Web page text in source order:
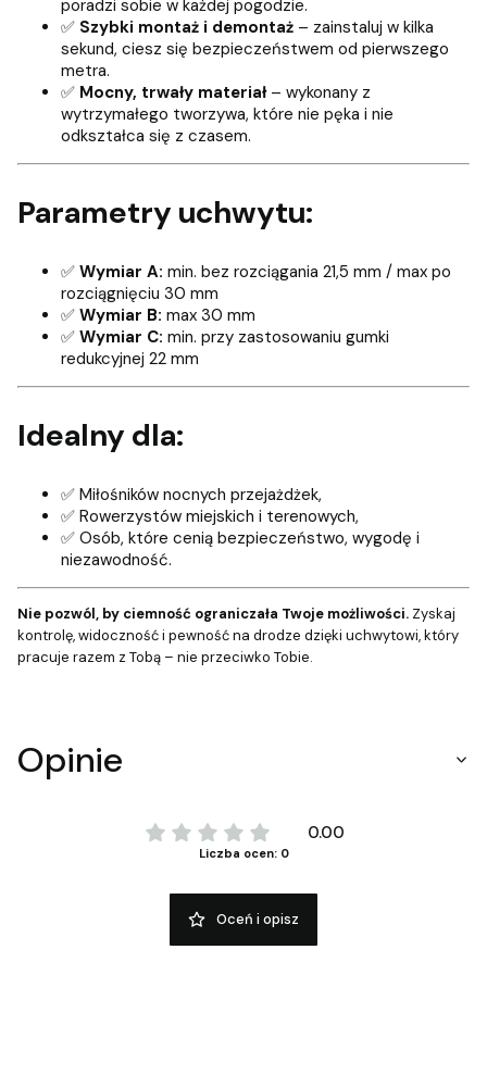
poradzi sobie w każdej pogodzie.
✅ Szybki montaż i demontaż – zainstaluj w kilka
sekund, ciesz się bezpieczeństwem od pierwszego
metra.
✅ Mocny, trwały materiał– wykonany z
wytrzymałego tworzywa, które nie pęka i nie
odkształca się z czasem.
Parametry uchwytu:
✅ Wymiar A: min. bez rozciągania 21,5 mm / max po
rozciągnięciu 30 mm
✅ Wymiar B: max 30 mm
✅ Wymiar C: min. przy zastosowaniu gumki
redukcyjnej 22 mm
Idealny dla:
✅ Miłośników nocnych przejażdżek,
✅ Rowerzystów miejskich i terenowych,
✅ Osób, które cenią bezpieczeństwo, wygodę i
niezawodność.
Nie pozwól, by ciemność ograniczała Twoje możliwości. Zyskaj
kontrolę, widoczność i pewność na drodze dzięki uchwytowi, który
pracuje razem z Tobą – nie przeciwko Tobie.
Opinie
0.00
Liczba ocen: 0
Oceń i opisz